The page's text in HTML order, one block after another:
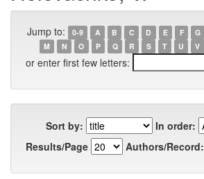
Jump to: 0-9 A B C D E F G
M
N O P Q R S T U V
or enter first few letters:
Sort by:
In order:
Results/Page
Authors/Record: